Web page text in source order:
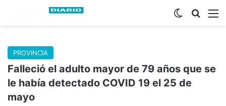
Buscar
Switch skin
PROVINCIA
Falleció el adulto mayor de 79 años que se
le había detectado COVID 19 el 25 de
mayo